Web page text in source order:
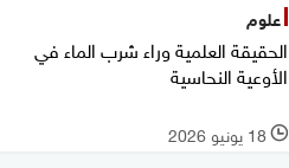
علوم
الحقيقة العلمية وراء شرب الماء في
الأوعية النحاسية
l 18 يونيو 2026